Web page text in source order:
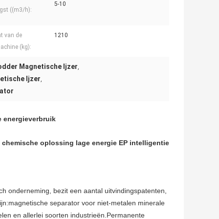
((m3/h):
5-10
van de
(kg):
1210
Magnetische Ijzer,
Ijzer,
energieverbruik
oplossing lage energie EP intelligentie
onderneming, bezit een aantal uitvindingspatenten,
separator voor niet-metalen minerale
en allerlei soorten industrieën.Permanente